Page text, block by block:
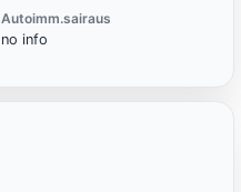
Autoimm.sairaus
no info